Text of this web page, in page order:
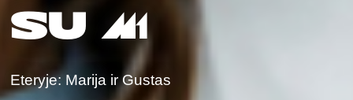
su M1
Eteryje: Marija ir Gustas